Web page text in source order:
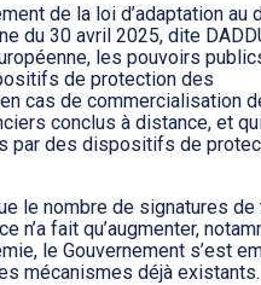
de la loi d’adaptation au
du 30 avril 2025, dite
les pouvoirs
de protection des
cas de commercialisation
conclus à distance, et
par des dispositifs de
le nombre de signatures de
n’a fait qu’augmenter,
le Gouvernement s’est
mécanismes déjà existants.